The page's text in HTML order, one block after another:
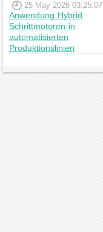
25 May 2026 03:25:07
Anwendung Hybrid
Schrittmotoren in
automatisierten
Produktionslinien